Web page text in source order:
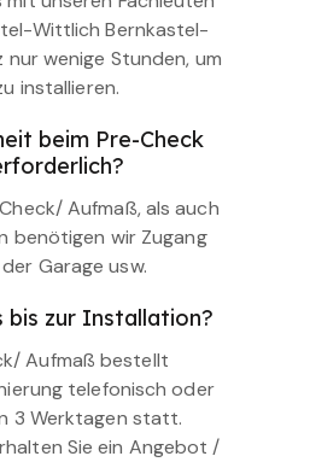
Wittlich Bernkastel-
wenige Stunden, um
installieren.
beim Pre-Check
Aufmaß, als auch
benötigen wir Zugang
Garage usw.
bis zur Installation?
Aufmaß bestellt
telefonisch oder
3 Werktagen statt.
Sie ein Angebot /